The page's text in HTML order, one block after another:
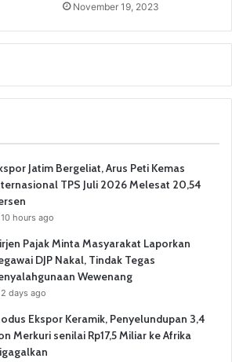
November 19, 2023
Jatim Bergeliat, Arus Peti Kemas
TPS Juli 2026 Melesat 20,54
10 hours ago
Pajak Minta Masyarakat Laporkan
DJP Nakal, Tindak Tegas
Wewenang
2 days ago
Ekspor Keramik, Penyelundupan 3,4
Merkuri senilai Rp17,5 Miliar ke Afrika